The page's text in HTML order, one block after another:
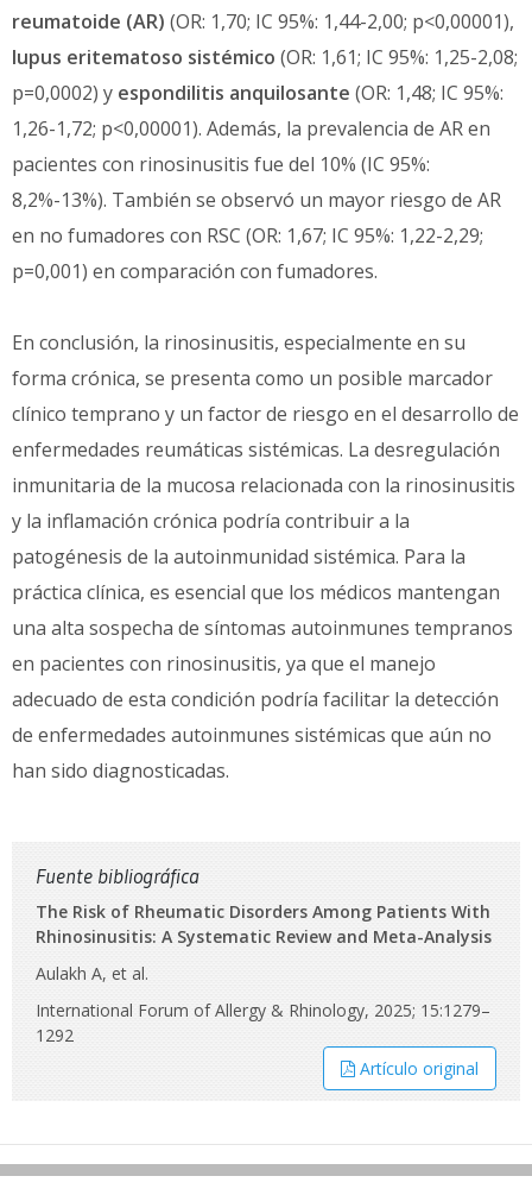
reumatoide (AR) (OR: 1,70; IC 95%: 1,44-2,00; p<0,00001),
lupus eritematoso sistémico (OR: 1,61; IC 95%: 1,25-2,08;
p=0,0002) y espondilitis anquilosante (OR: 1,48; IC 95%:
1,26-1,72; p<0,00001). Además, la prevalencia de AR en
pacientes con rinosinusitis fue del 10% (IC 95%:
8,2%-13%). También se observó un mayor riesgo de AR
en no fumadores con RSC (OR: 1,67; IC 95%: 1,22-2,29;
p=0,001) en comparación con fumadores.
En conclusión, la rinosinusitis, especialmente en su
forma crónica, se presenta como un posible marcador
clínico temprano y un factor de riesgo en el desarrollo de
enfermedades reumáticas sistémicas. La desregulación
inmunitaria de la mucosa relacionada con la rinosinusitis
y la inflamación crónica podría contribuir a la
patogénesis de la autoinmunidad sistémica. Para la
práctica clínica, es esencial que los médicos mantengan
una alta sospecha de síntomas autoinmunes tempranos
en pacientes con rinosinusitis, ya que el manejo
adecuado de esta condición podría facilitar la detección
de enfermedades autoinmunes sistémicas que aún no
han sido diagnosticadas.
Fuente bibliográfica
The Risk of Rheumatic Disorders Among Patients With
Rhinosinusitis: A Systematic Review and Meta-Analysis
Aulakh A, et al.
International Forum of Allergy & Rhinology, 2025; 15:1279–
1292
Artículo original